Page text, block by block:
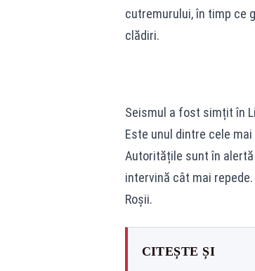
cutremurului, în timp ce
clădiri.
Seismul a fost simțit în
Este unul dintre cele
Autoritățile sunt în alertă
intervină cât mai
Roșii.
CITEȘTE ȘI